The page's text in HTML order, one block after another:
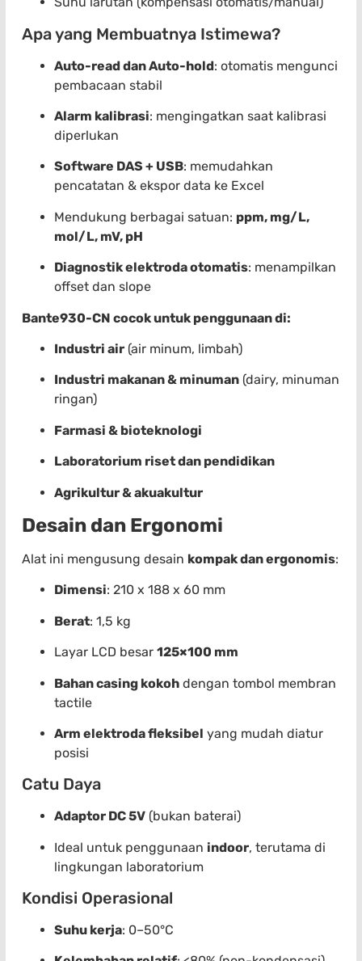
Apa yang Membuatnya Istimewa?
Auto-read dan Auto-hold: otomatis mengunci
pembacaan stabil
Alarm kalibrasi: mengingatkan saat kalibrasi
diperlukan
Software DAS + USB: memudahkan
pencatatan & ekspor data ke Excel
Mendukung berbagai satuan: ppm, mg/L,
mol/L, mV, pH
Diagnostik elektroda otomatis: menampilkan
offset dan slope
Bante930-CN cocok untuk penggunaan di:
Industri air (air minum, limbah)
Industri makanan & minuman (dairy, minuman
ringan)
Farmasi & bioteknologi
Laboratorium riset dan pendidikan
Agrikultur & akuakultur
Desain dan Ergonomi
Alat ini mengusung desain kompak dan ergonomis:
Dimensi: 210 x 188 x 60 mm
Berat: 1,5 kg
Layar LCD besar 125×100 mm
Bahan casing kokoh dengan tombol membran
tactile
Arm elektroda fleksibel yang mudah diatur
posisi
Catu Daya
Adaptor DC 5V (bukan baterai)
Ideal untuk penggunaan indoor, terutama di
lingkungan laboratorium
Kondisi Operasional
Suhu kerja: 0–50°C